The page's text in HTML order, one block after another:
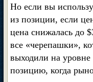
Но если вы
из позиции, если
цена снижалась до
все «черепашки»,
выходили на уровне
позицию, когда